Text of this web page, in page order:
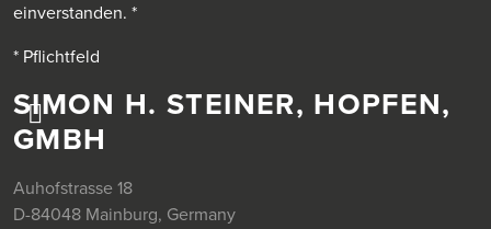
SIMON H. STEINER, HOPFEN,
GMBH
Auhofstrasse 18
D-84048 Mainburg, Germany
einverstanden. *
* Pflichtfeld